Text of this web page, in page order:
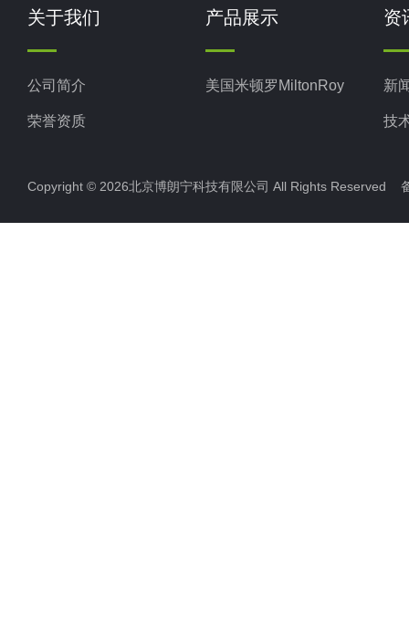
关于我们
公司简介
荣誉资质
产品展示
美国米顿罗MiltonRoy
资
新
技
Copyright © 2026北京博朗宁科技有限公司 All Rights Reserved